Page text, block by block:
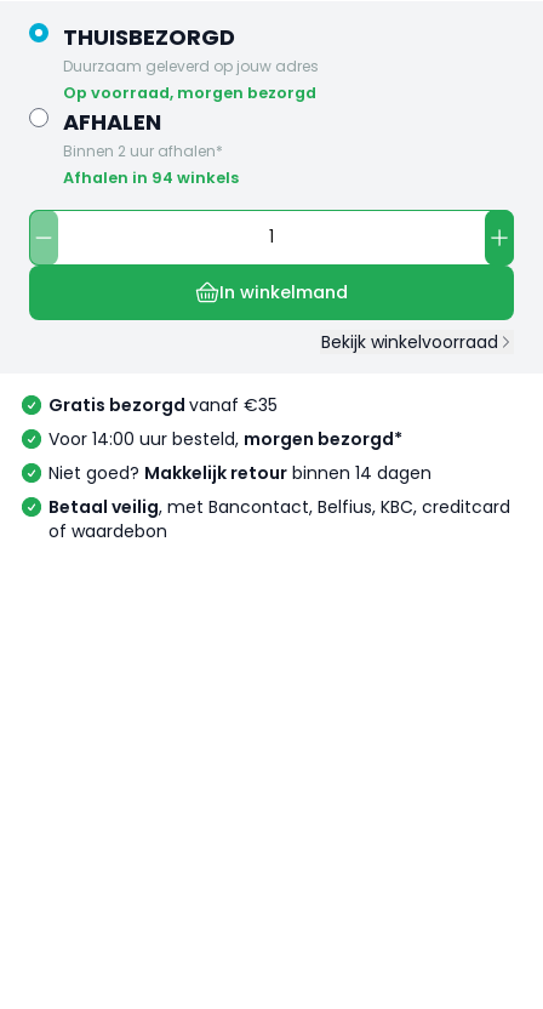
THUISBEZORGD
Duurzaam geleverd op jouw adres
op voorraad, morgen bezorgd
AFHALEN
Binnen 2 uur afhalen*
Afhalen in 94 winkels
In winkelmand
Bekijk winkelvoorraad
Gratis bezorgd vanaf €35
Voor 14:00 uur besteld, morgen bezorgd*
Niet goed? Makkelijk retour binnen 14 dagen
Betaal veilig, met Bancontact, Belfius, KBC, creditcard
of waardebon